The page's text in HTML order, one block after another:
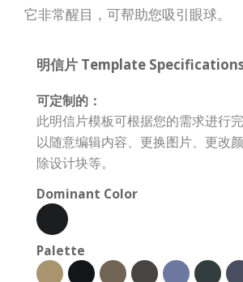
它非常醒目，可帮助您吸引眼球。
明信片 Template
可定制的：
此明信片模板可根据您的需求进行
以随意编辑内容、更换图片、更改
除设计块等。
Dominant Color
Palette